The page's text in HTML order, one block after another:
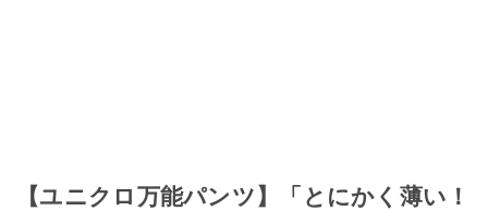
【ユニクロ万能パンツ】「とにかく薄い！